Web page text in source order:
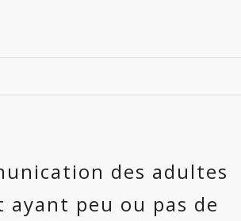
des adultes
peu ou pas de